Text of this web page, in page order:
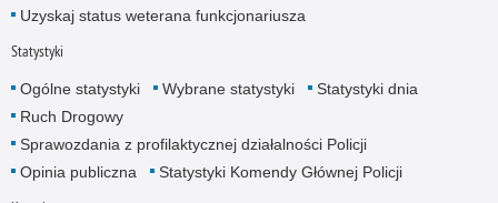
Uzyskaj status weterana funkcjonariusza
Statystyki
Ogólne statystyki Wybrane statystyki
Statystyki dnia
Ruch Drogowy
Sprawozdania z profilaktycznej działalności Policji
Opinia publiczna
Statystyki Komendy Głównej Policji